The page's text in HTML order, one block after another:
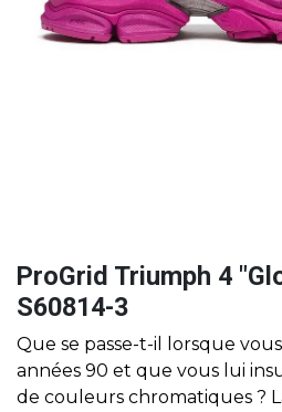
ProGrid Triumph 4
S60814-3
Que se passe-t-il lorsque
années 90 et que vous lui
de couleurs chromatiques ?